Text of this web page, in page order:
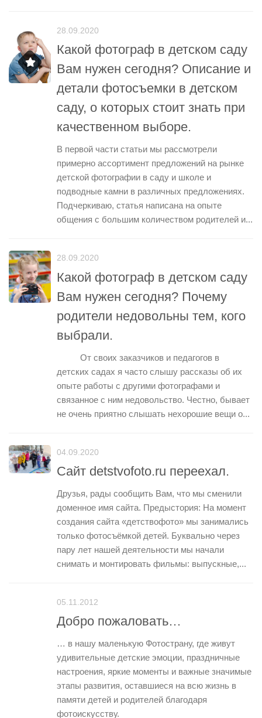
28.09.2020
Какой фотограф в детском саду
Вам нужен сегодня? Описание и
детали фотосъемки в детском
саду, о которых стоит знать при
качественном выборе.
В первой части статьи мы рассмотрели
примерно ассортимент предложений на рынке
детской фотографии в саду и школе и
подводные камни в различных предложениях.
Подчеркиваю, статья написана на опыте
общения с большим количеством родителей и...
28.09.2020
Какой фотограф в детском саду
Вам нужен сегодня? Почему
родители недовольны тем, кого
выбрали.
От своих заказчиков и педагогов в
детских садах я часто слышу рассказы об их
опыте работы с другими фотографами и
связанное с ним недовольство. Честно, бывает
не очень приятно слышать нехорошие вещи о...
04.09.2020
Сайт detstvofoto.ru переехал.
Друзья, рады сообщить Вам, что мы сменили
доменное имя сайта. Предыстория: На момент
создания сайта «детствофото» мы занимались
только фотосъёмкой детей. Буквально через
пару лет нашей деятельности мы начали
снимать и монтировать фильмы: выпускные,...
05.11.2012
Добро пожаловать…
… в нашу маленькую Фотострану, где живут
удивительные детские эмоции, праздничные
настроения, яркие моменты и важные значимые
этапы развития, оставшиеся на всю жизнь в
памяти детей и родителей благодаря
фотоискусству.